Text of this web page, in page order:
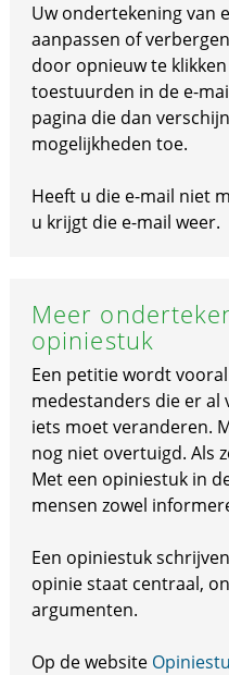
Uw ondertekening van
aanpassen of
door opnieuw te
toestuurden in de e-
pagina die dan
mogelijkheden toe.
Heeft u die e-mail niet
u krijgt die e-mail weer.
Meer
opiniestuk
Een petitie wordt
medestanders die er
iets moet veranderen.
nog niet overtuigd. Als
Met een opiniestuk in
mensen zowel
Een opiniestuk
opinie staat centraal,
argumenten.
Op de website